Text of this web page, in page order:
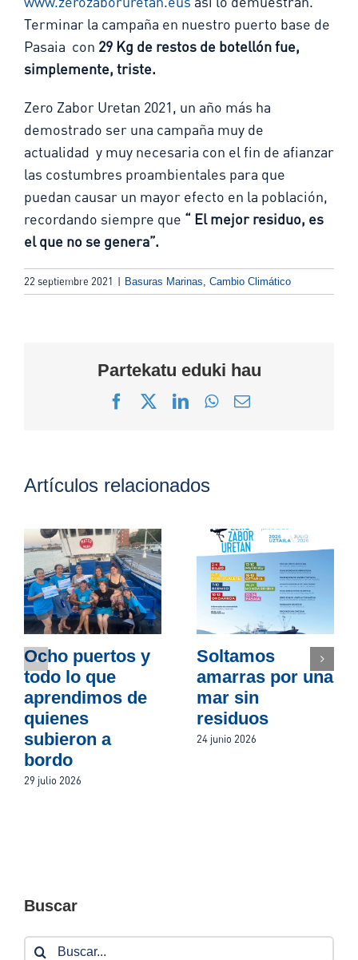
Terminar la campaña en nuestro puerto base de
Pasaia con 29 Kg de restos de botellón fue,
simplemente, triste.
Zero Zabor Uretan 2021, un año más ha
demostrado ser una campaña muy de
actualidad y muy necesaria con el fin de afianzar
las costumbres proambientales para que
puedan causar un mayor efecto en la población,
recordando siempre que “ El mejor residuo, es
el que no se genera”.
22 septiembre 2021 | Basuras Marinas, Cambio Climático
Partekatu eduki hau
Facebook
X LinkedInWhatsApp
Correo
Artículos relacionados
Ocho puertos y
todo lo que
aprendimos de
quienes
subieron a
bordo
29 julio 2026
Soltamos
amarras por una
mar sin
residuos
24 junio 2026
Buscar
Buscar: